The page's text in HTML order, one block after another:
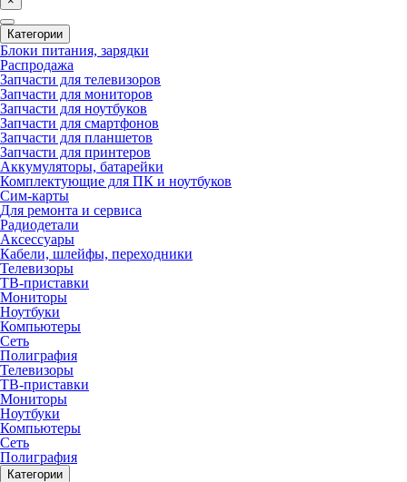
Категории
Блоки питания, зарядки
Распродажа
Запчасти для телевизоров
Запчасти для мониторов
Запчасти для ноутбуков
Запчасти для смартфонов
Запчасти для планшетов
Запчасти для принтеров
Аккумуляторы, батарейки
Комплектующие для ПК и ноутбуков
Сим-карты
Для ремонта и сервиса
Радиодетали
Аксессуары
Кабели, шлейфы, переходники
Телевизоры
ТВ-приставки
Мониторы
Ноутбуки
Компьютеры
Сеть
Полиграфия
Телевизоры
ТВ-приставки
Мониторы
Ноутбуки
Компьютеры
Сеть
Полиграфия
Категории